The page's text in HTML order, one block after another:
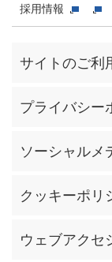
採用情報
サイトのご利
プライバシー
ソーシャルメ
クッキーポリ
ウェブアクセ